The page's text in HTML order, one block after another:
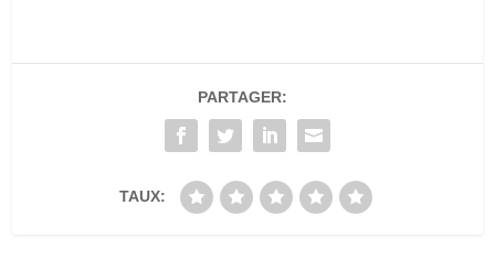
PARTAGER:
TAUX: